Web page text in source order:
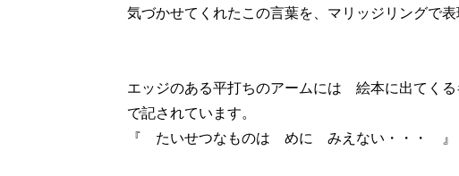
気づかせてくれたこの言葉を、マリッジリングで表
エッジのある平打ちのアームには 絵本に出てく
で記されています。
『 たいせつなものは めに みえない・・・ 』